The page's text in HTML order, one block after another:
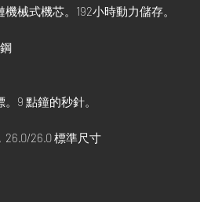
械式機芯。192小時動力儲存。
9 點鐘的秒針。
26.0 標準尺寸